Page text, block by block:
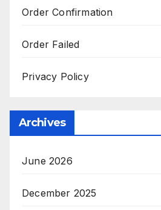
Order Confirmation
Order Failed
Privacy Policy
Archives
June 2026
December 2025